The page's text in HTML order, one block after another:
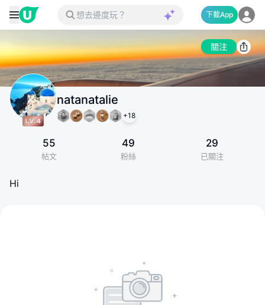
下載App
關注
natanatalie
+18
55
帖文
49
粉絲
29
已關注
Hi